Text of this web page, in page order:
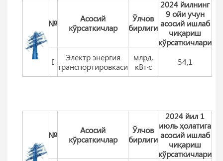
№
Aсосий
кўрсаткичлар
Ўлчов
бирлиги
2024 йилнинг
9 ойи учун
асосий ишлаб
чиқариш
кўрсаткичлари
I
Электр энергия
транспортировкаси
млрд.
кВт·с
54,1
№
Aсосий
кўрсаткичлар
Ўлчов
бирлиги
2024 йил 1
июль ҳолатига
асосий ишлаб
чиқариш
кўрсаткичлари